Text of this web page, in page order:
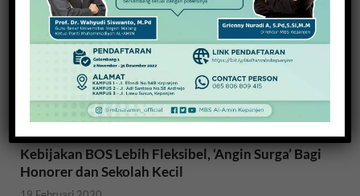
26 Agustus 2021
Kebijakan BOS Lebih Fleksibel, ‘Angin Surga’ Bagi
Honorer dan Sekolah Kecil